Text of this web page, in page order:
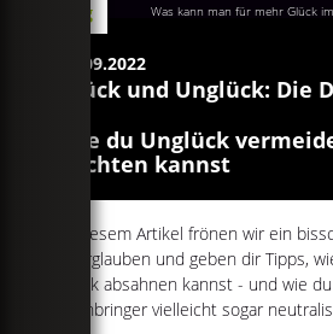
Was kann man für mehr Glück
Blog
04.09.2022
Glück und Unglück: Die
Wie du Unglück
pachten kannst
In diesem Artikel frönen wir ein
Aberglauben und geben dir Tipps,
Glück absahnen kannst - und wie
Pechbringer vielleicht sogar